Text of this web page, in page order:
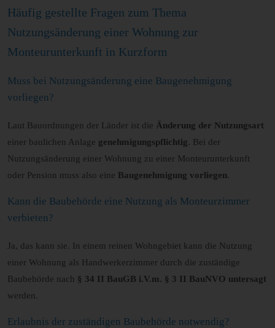
Häufig gestellte Fragen zum Thema
Nutzungsänderung einer Wohnung zur
Monteurunterkunft in Kurzform
Muss bei Nutzungsänderung eine Baugenehmigung
vorliegen?
Laut Bauordnungen der Länder ist die Änderung der Nutzungsart
einer baulichen Anlage genehmigungspflichtig. Bei der
Nutzungsänderung einer Wohnung zu einer Monteurunterkunft
oder Pension muss also eine Baugenehmigung vorliegen.
Kann die Baubehörde eine Nutzung als Monteurzimmer
verbieten?
Ja, das kann sie. In einem reinen Wohngebiet kann die Nutzung
einer Wohnung als Handwerkerzimmer durch die zuständige
Baubehörde nach § 34 II BauGB i.V.m. § 3 II BauNVO untersagt
werden.
Erlaubnis der zuständigen Baubehörde notwendig?